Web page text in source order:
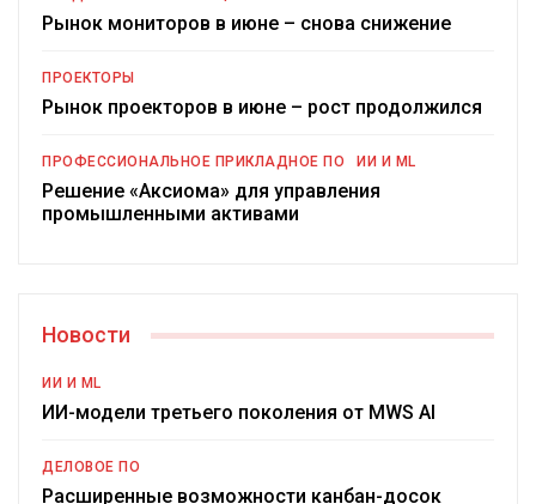
Рынок мониторов в июне – снова снижение
ПРОЕКТОРЫ
Рынок проекторов в июне – рост продолжился
ПРОФЕССИОНАЛЬНОЕ ПРИКЛАДНОЕ ПО ИИ И ML
Решение «Аксиома» для управления
промышленными активами
Новости
ИИ И ML
ИИ-модели третьего поколения от MWS AI
ДЕЛОВОЕ ПО
Расширенные возможности канбан-досок